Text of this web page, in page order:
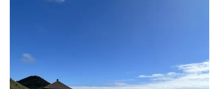
得內政部核准變更事業用地，2023年9月經濟部核定光電
施工許可。據《聯合報》報導，和山光電開發基地面積占
地51公頃，核准裝置容量共45ＭＷ。開發商依水保計畫區